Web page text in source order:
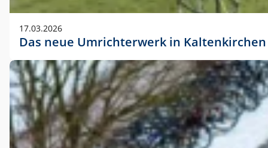
17.03.2026
Das neue Umrichterwerk in Kaltenkirchen